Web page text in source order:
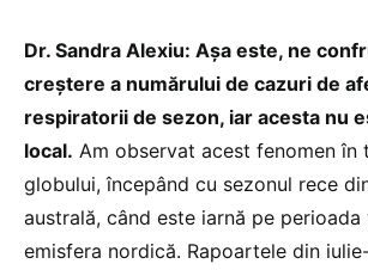
Dr. Sandra Alexiu: Așa este, ne
creștere a numărului de cazuri de
respiratorii de sezon, iar acesta nu
local. Am observat acest fenomen în
globului, începând cu sezonul rece
australă, când este iarnă pe perioada
emisfera nordică. Rapoartele din